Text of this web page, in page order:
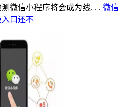
微信小程序将会成为线. . . 微信
入口还不